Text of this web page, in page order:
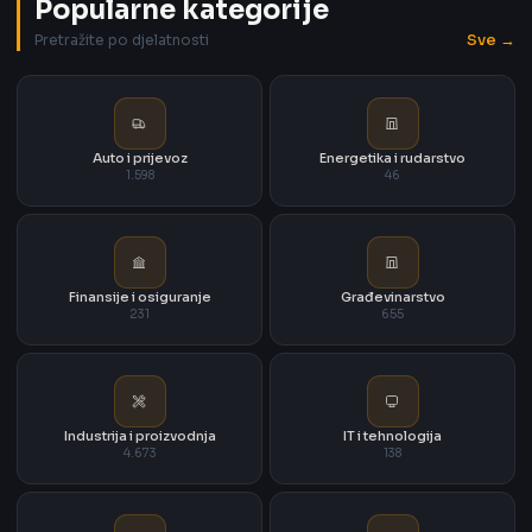
Popularne kategorije
Pretražite po djelatnosti Sve →
Auto i prijevoz
1.598
Energetika i rudarstvo
46
Finansije i osiguranje
231
Građevinarstvo
655
Industrija i proizvodnja
4.673
IT i tehnologija
138